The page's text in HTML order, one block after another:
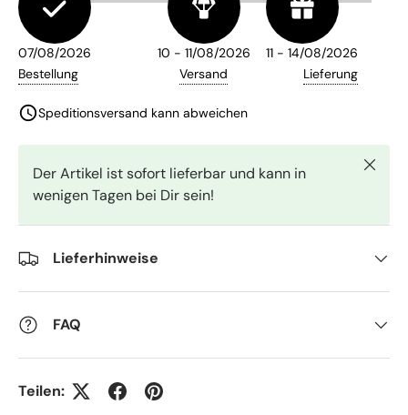
Der Artikel ist sofort lieferbar und kann in
wenigen Tagen bei Dir sein!
Lieferhinweise
FAQ
Teilen: